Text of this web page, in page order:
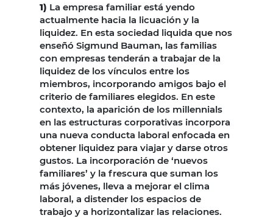
1) La empresa familiar está yendo
actualmente hacia la licuación y la
liquidez. En esta sociedad liquida que nos
enseñó Sigmund Bauman, las familias
con empresas tenderán a trabajar de la
liquidez de los vínculos entre los
miembros, incorporando amigos bajo el
criterio de familiares elegidos. En este
contexto, la aparición de los millennials
en las estructuras corporativas incorpora
una nueva conducta laboral enfocada en
obtener liquidez para viajar y darse otros
gustos. La incorporación de ‘nuevos
familiares’ y la frescura que suman los
más jóvenes, lleva a mejorar el clima
laboral, a distender los espacios de
trabajo y a horizontalizar las relaciones.